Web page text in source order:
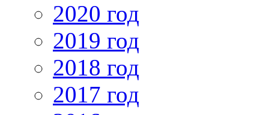
2020 год
2019 год
2018 год
2017 год